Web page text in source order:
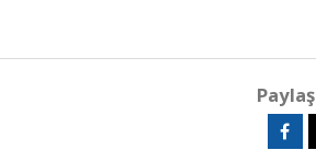
Paylaş